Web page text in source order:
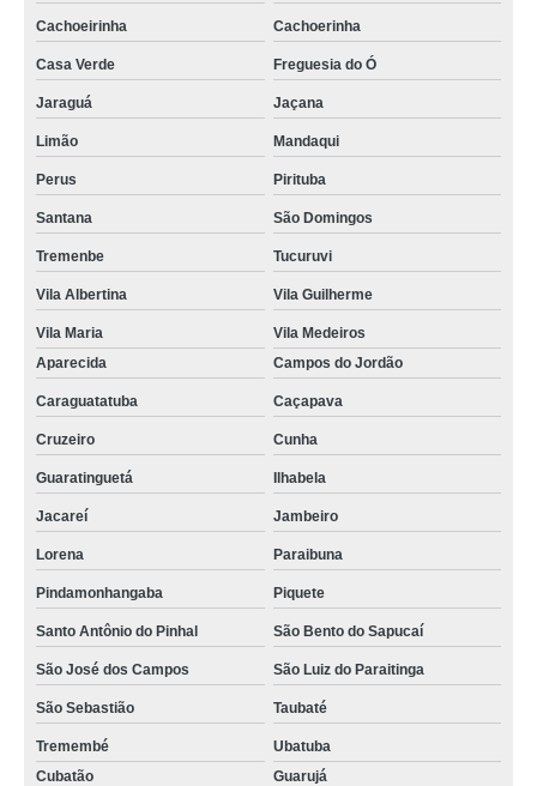
Cachoeirinha Cachoerinha
Casa Verde Freguesia do Ó
Jaraguá Jaçana
Limão Mandaqui
Perus Pirituba
Santana São Domingos
Tremenbe Tucuruvi
Vila Albertina Vila Guilherme
Vila Maria
Vila Medeiros
Aparecida
Campos do Jordão
Caraguatatuba Caçapava
Cruzeiro Cunha
Guaratinguetá Ilhabela
Jacareí Jambeiro
Lorena Paraibuna
Pindamonhangaba Piquete
Santo Antônio do Pinhal São Bento do Sapucaí
São José dos Campos São Luiz do Paraitinga
São Sebastião Taubaté
Tremembé
Ubatuba
Cubatão
Guarujá